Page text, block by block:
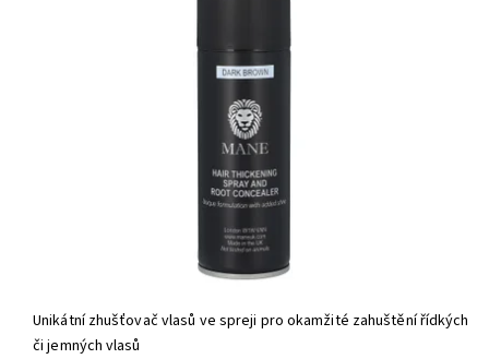
Unikátní zhušťovač vlasů ve spreji pro okamžité zahuštění řídkých
či jemných vlasů